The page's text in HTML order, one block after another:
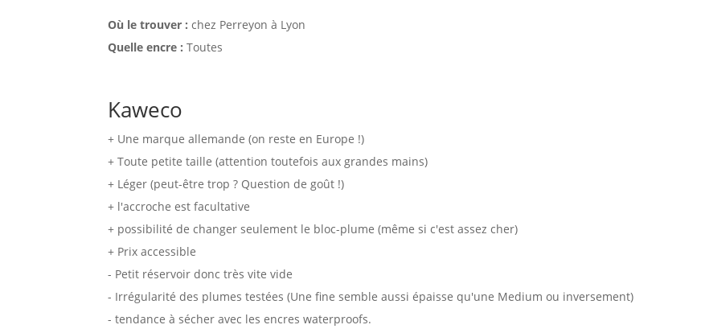
Où le trouver : chez Perreyon à Lyon
Quelle encre : Toutes
Kaweco
+ Une marque allemande (on reste en Europe !)
+ Toute petite taille (attention toutefois aux grandes mains)
+ Léger (peut-être trop ? Question de goût !)
+ l'accroche est facultative
+ possibilité de changer seulement le bloc-plume (même si c'est assez cher)
+ Prix accessible
- Petit réservoir donc très vite vide
- Irrégularité des plumes testées (Une fine semble aussi épaisse qu'une Medium ou inversement)
- tendance à sécher avec les encres waterproofs.